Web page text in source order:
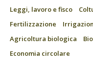
Leggi, lavoro e fisco
Fertilizzazione
Agricoltura biologica
Economia circolare